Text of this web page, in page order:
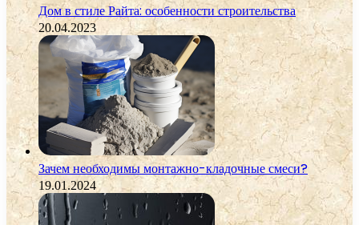
Дом в стиле Райта: особенности строительства
20.04.2023
Зачем необходимы монтажно-кладочные смеси?
19.01.2024